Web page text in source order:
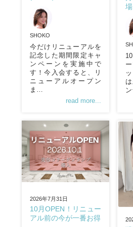
SHOKO
今だけリニューアルを
記念した期間限定キャ
ンペーンを実施中で
す！今入会すると、リ
ニューアルオープン
ま…
read more...
場
2026年7月31日
10月OPEN！リニュー
アル前の今が一番お得